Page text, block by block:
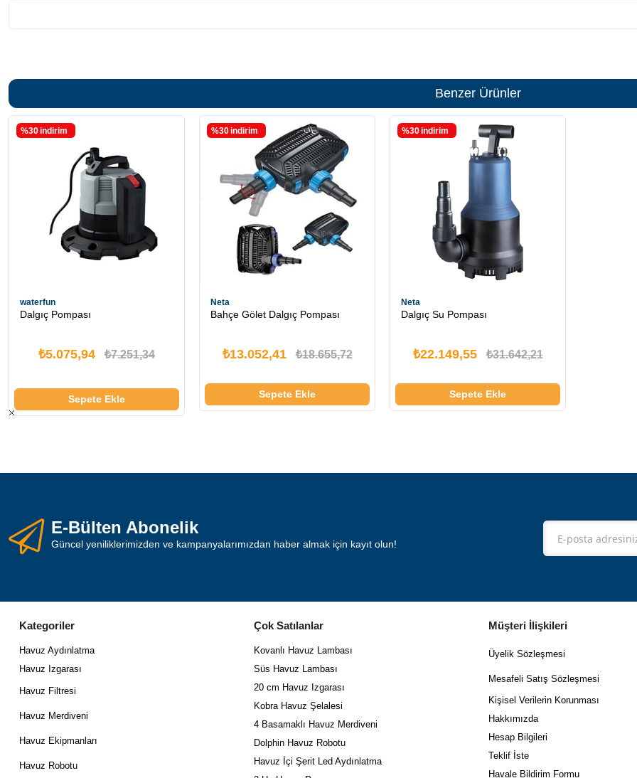
Benzer Ürünler
waterfun
Dalgıç Pompası
₺5.075,94 ₺7.251,34
Sepete Ekle
%30i̇ndirim
Neta
Bahçe Gölet Dalgıç Pompası
₺13.052,41 ₺18.655,72
Sepete Ekle
%30i̇ndirim
Neta
Dalgıç Su Pompası
₺22.149,55 ₺31.642,21
Sepete Ekle
%30i̇ndirim
E-Bülten Abonelik
Güncel yeniliklerimizden ve kampanyalarımızdan haber almak için kayıt olun!
Kategoriler
Havuz Aydınlatma
Havuz Izgarası
Havuz Filtresi
Havuz Merdiveni
Havuz Ekipmanları
Havuz Robotu
Çok Satılanlar
Kovanlı Havuz Lambası
Süs Havuz Lambası
20 cm Havuz Izgarası
Kobra Havuz Şelalesi
4 Basamaklı Havuz Merdiveni
Dolphin Havuz Robotu
Havuz İçi Şerit Led Aydınlatma
Müşteri İlişkileri
Üyelik Sözleşmesi
Mesafeli Satış Sözleşmesi
Kişisel Verilerin Korunması
Hakkımızda
Hesap Bilgileri
Teklif İste
Havale Bildirim Formu